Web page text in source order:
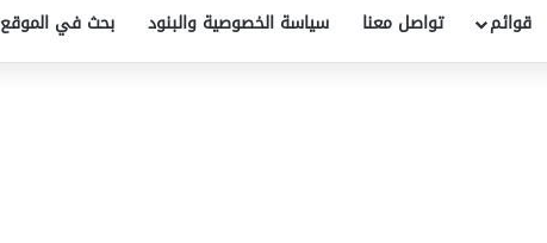
قوائم تواصل معنا سياسة الخصوصية والبنود بحث في الموقع